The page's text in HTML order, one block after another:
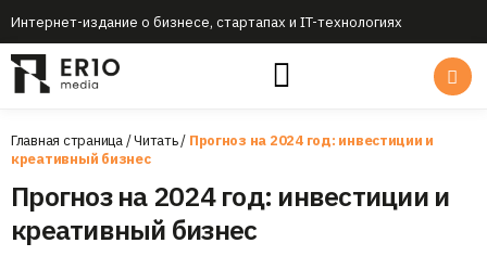
Интернет-издание о бизнесе, стартапах и IT-технологиях
Главная страница/Читать/ Прогноз на 2024 год: инвестиции и
креативный бизнес
Прогноз на 2024 год: инвестиции и
креативный бизнес